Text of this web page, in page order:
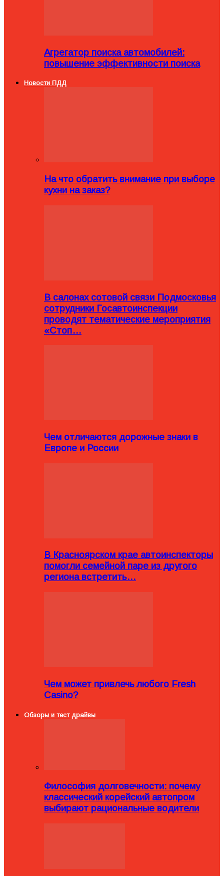
Агрегатор поиска автомобилей:
повышение эффективности поиска
Новости ПДД
На что обратить внимание при выборе
кухни на заказ?
В салонах сотовой связи Подмосковья
сотрудники Госавтоинспекции
проводят тематические мероприятия
«Стоп…
Чем отличаются дорожные знаки в
Европе и России
В Красноярском крае автоинспекторы
помогли семейной паре из другого
региона встретить…
Чем может привлечь любого Fresh
Casino?
Обзоры и тест драйвы
Философия долговечности: почему
классический корейский автопром
выбирают рациональные водители